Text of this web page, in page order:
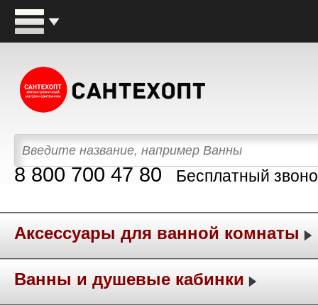
8 800 700 47 80 Бесплатный
Аксессуары для ванной комнаты
Ванны и душевые кабинки